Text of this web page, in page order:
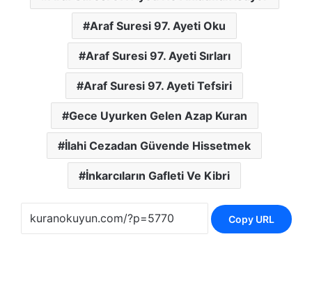
Araf Suresi 97. Ayeti Oku
Araf Suresi 97. Ayeti Sırları
Araf Suresi 97. Ayeti Tefsiri
Gece Uyurken Gelen Azap Kuran
İlahi Cezadan Güvende Hissetmek
İnkarcıların Gafleti Ve Kibri
Copy URL